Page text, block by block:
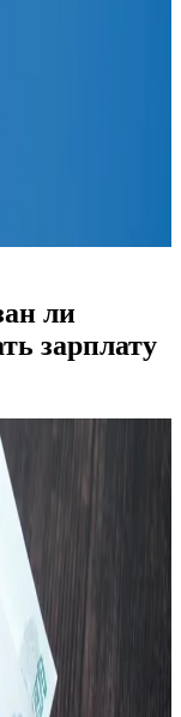
ли
зарплату